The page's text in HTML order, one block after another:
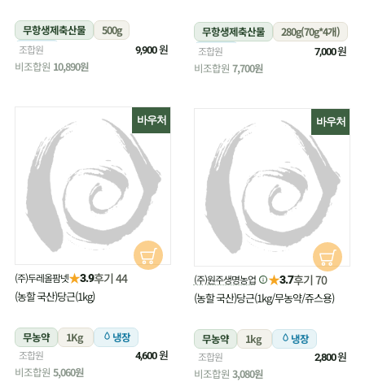
무항생제축산물
500g
냉장
조합원 9,900원
비조합원 10,890원
무항생제축산물
280g(70g*4개)
냉장
조합원 7,000원
비조합원 7,700원
바우처
(주)두레올팜넷★3.9후기 44
(농할 국산)당근(1kg)
무농약 1Kg 냉장
조합원 4,600원
비조합원 5,060원
바우처
(주)원주생명농업 ★3.7후기 70
(농할 국산)당근(1kg/무농약/쥬스용)
무농약 1kg 냉장
조합원 2,800원
비조합원 3,080원